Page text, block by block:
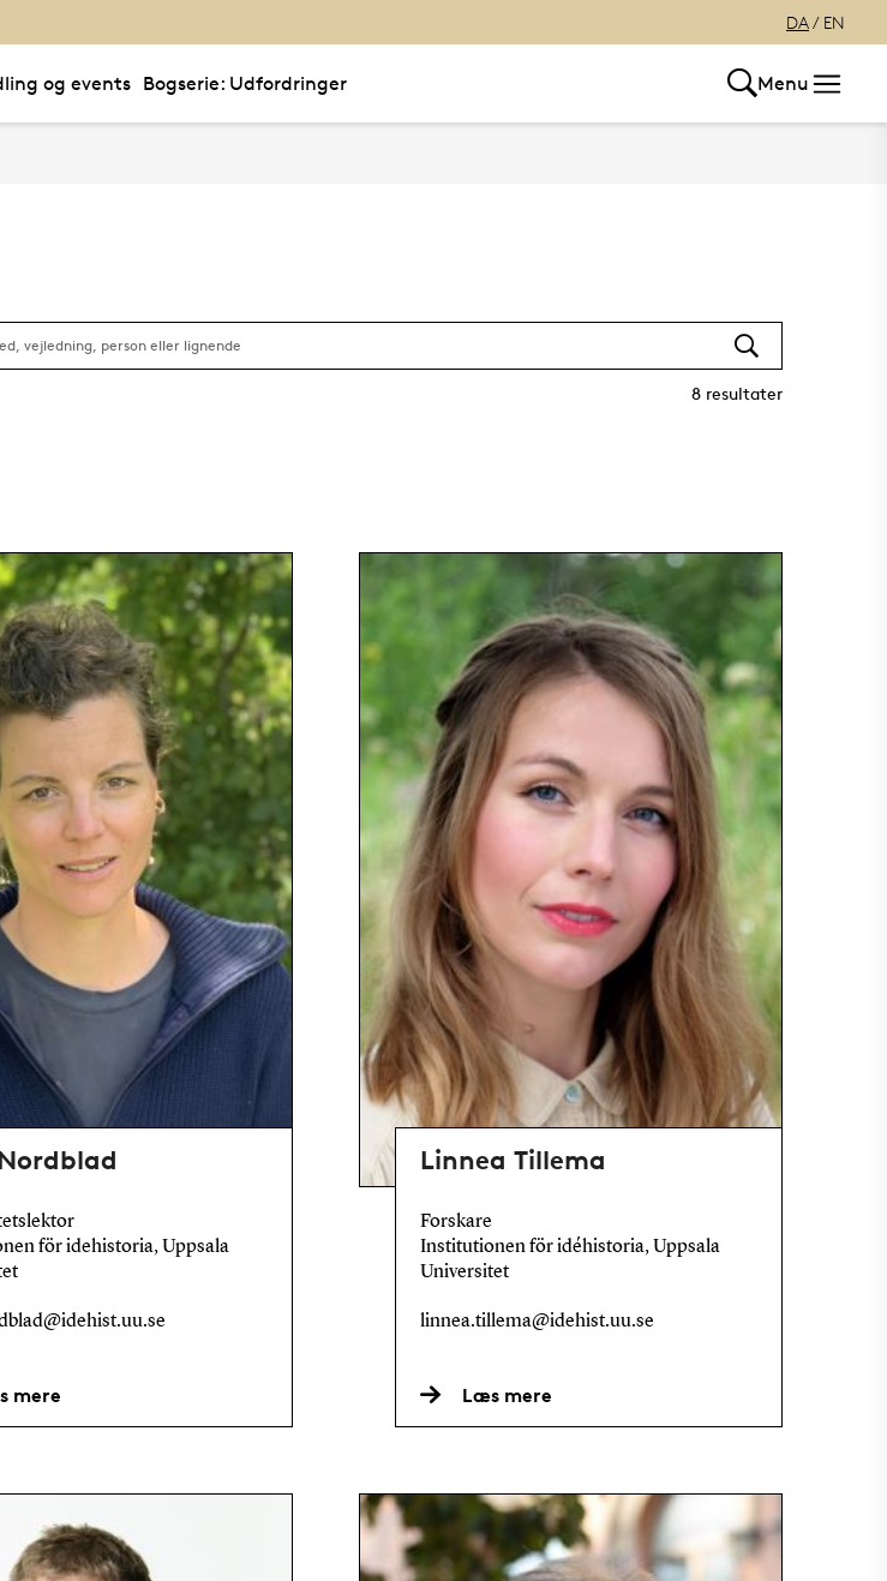
DA/ EN
og events Bogserie: Udfordringer Menu
8 resultater
för idehistoria, Uppsala
mere
Linnea Tillema
Forskare
Institutionen för idéhistoria, Uppsala
Universitet
linnea.tillema@idehist.uu.se
Læs mere